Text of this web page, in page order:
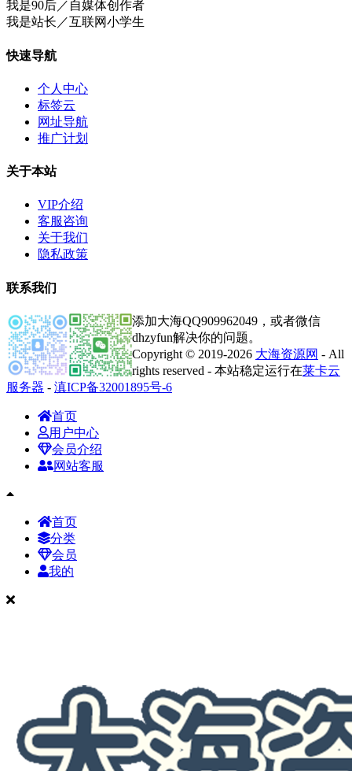
我是90后／自媒体创作者
我是站长／互联网小学生
快速导航
个人中心
标签云
网址导航
推广计划
关于本站
VIP介绍
客服咨询
关于我们
隐私政策
联系我们
添加大海QQ909962049，或者微信
dhzyfun解决你的问题。
Copyright © 2019-2026 大海资源网 - All
rights reserved - 本站稳定运行在莱卡云
服务器 - 滇ICP备32001895号-6
首页
用户中心
会员介绍
网站客服
首页
分类
会员
我的